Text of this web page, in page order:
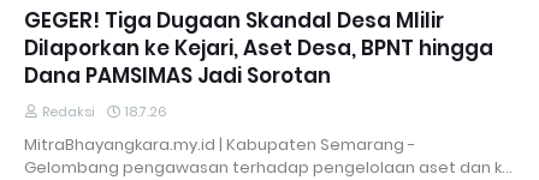
GEGER! Tiga Dugaan Skandal Desa Mlilir
Dilaporkan ke Kejari, Aset Desa, BPNT hingga
Dana PAMSIMAS Jadi Sorotan
Redaksi 18.7.26
MitraBhayangkara.my.id | Kabupaten Semarang -
Gelombang pengawasan terhadap pengelolaan aset dan k…